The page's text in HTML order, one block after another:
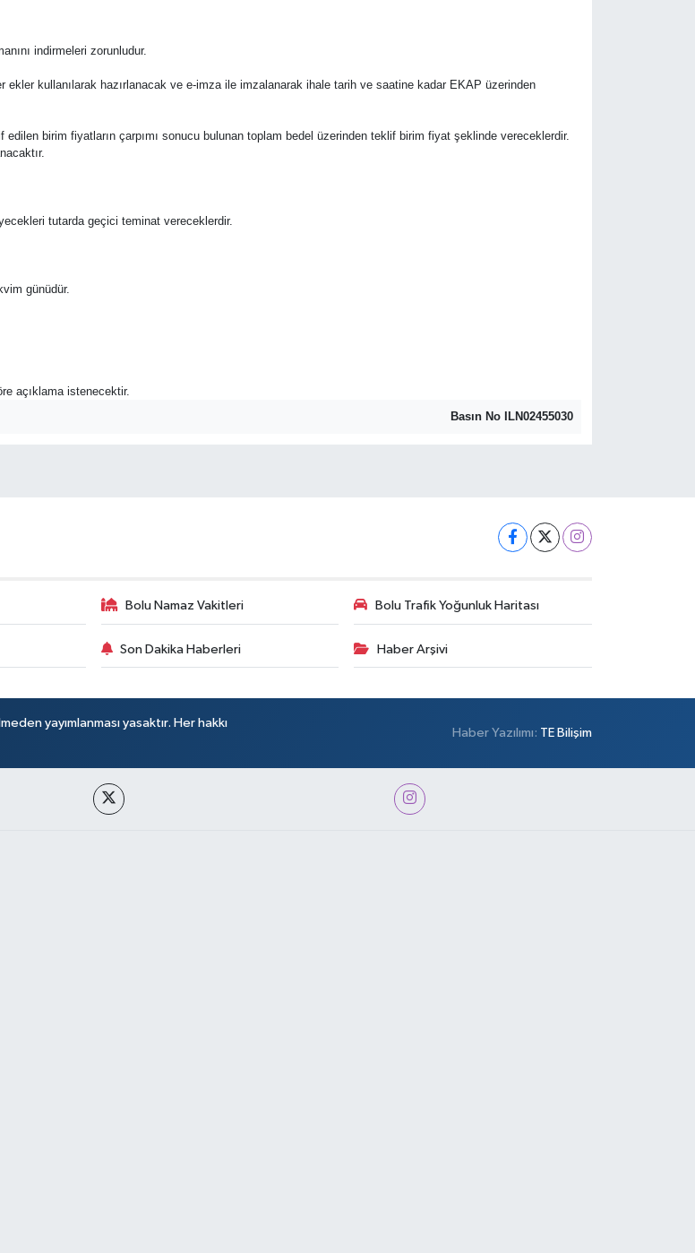
indirmeleri zorunludur.
kullanılarak hazırlanacak ve e-imza ile imzalanarak ihale tarih ve saatine kadar EKAP üzerinden
birim fiyatların çarpımı sonucu bulunan toplam bedel üzerinden teklif birim fiyat şeklinde vereceklerdir.
tutarda geçici teminat vereceklerdir.
günüdür.
açıklama istenecektir.
Basın No ILN02455030
Bolu Namaz Vakitleri Bolu Trafik Yoğunluk Haritası
Son Dakika Haberleri Haber Arşivi
yayımlanması yasaktır. Her hakkı
Haber Yazılımı: TE Bilişim